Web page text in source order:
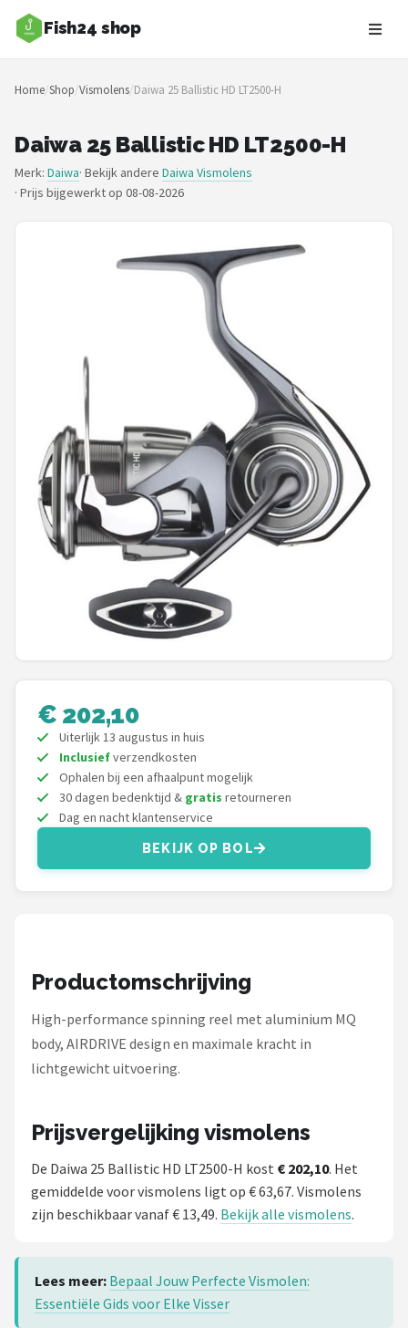
Fish24 shop
Zoeken
NAVIGATIE
Merken
Blog
Hengelsoorten
Molens
Dobbers
Kunstaas
Shop
POPULAIRE MERKEN
Westin
Rapala
PB Products
Fox Rage
Rozemeijer
Home/Shop/Vismolens/Daiwa 25 Ballistic HD LT2500-H
Daiwa 25 Ballistic HD LT2500-H
Merk: Daiwa· Bekijk andere Daiwa Vismolens
· Prijs bijgewerkt op 08-08-2026
€ 202,10
Uiterlijk 13 augustus in huis
Inclusiefverzendkosten
Ophalen bij een afhaalpunt mogelijk
30 dagen bedenktijd & gratis retourneren
Dag en nacht klantenservice
BEKIJK OP BOL
Productomschrijving
High-performance spinning reel met aluminium MQ
body, AIRDRIVE design en maximale kracht in
lichtgewicht uitvoering.
Prijsvergelijking vismolens
De Daiwa 25 Ballistic HD LT2500-H kost € 202,10. Het
gemiddelde voor vismolens ligt op € 63,67. Vismolens
zijn beschikbaar vanaf € 13,49. Bekijk alle vismolens.
Lees meer: Bepaal Jouw Perfecte Vismolen:
Essentiële Gids voor Elke Visser